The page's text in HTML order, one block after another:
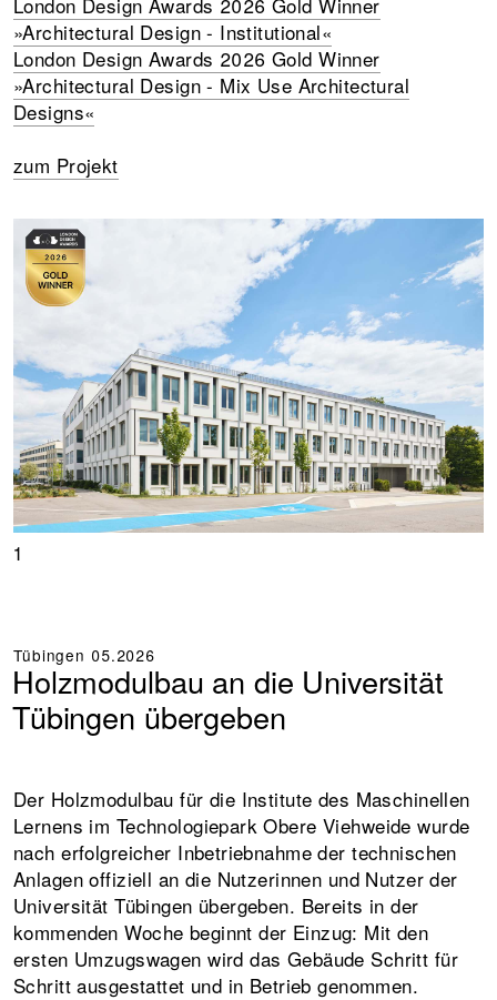
»Architectural Design - Institutional«
London Design Awards 2026 Gold Winner
»Architectural Design - Mix Use Architectural
Designs«
zum Projekt
1
Tübingen 05.2026
Holzmodulbau an die Universität
Tübingen übergeben
Der Holzmodulbau für die Institute des Maschinellen
Lernens im Technologiepark Obere Viehweide wurde
nach erfolgreicher Inbetriebnahme der technischen
Anlagen offiziell an die Nutzerinnen und Nutzer der
Universität Tübingen übergeben. Bereits in der
kommenden Woche beginnt der Einzug: Mit den
ersten Umzugswagen wird das Gebäude Schritt für
Schritt ausgestattet und in Betrieb genommen.